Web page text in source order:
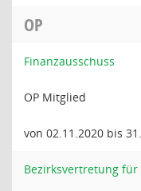
OP
Finanzausschuss
OP Mitglied
von 02.11.2020 bis
Bezirksvertretung